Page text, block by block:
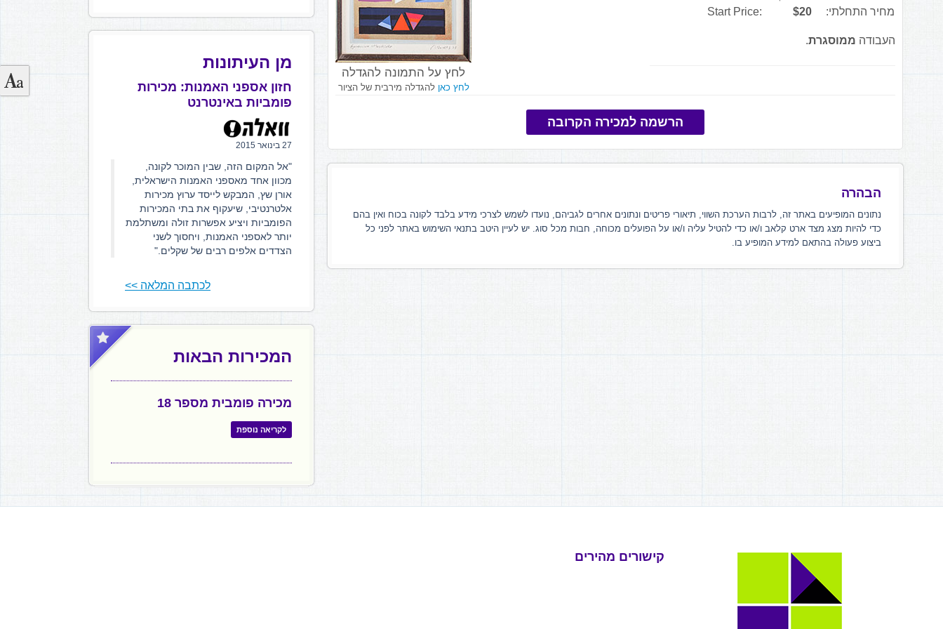
לחץ על התמונה להגדלה
לחץ כאן להגדלה מירבית של הציור
מחיר התחלתי:
$20
Start Price:
העבודה ממוסגרת.
הרשמה למכירה הקרובה
הבהרה
נתונים המופיעים באתר זה, לרבות הערכת השווי, תיאורי פריטים ונתונים אחרים לגביהם, נועדו לשמש לצרכי מידע בלבד לקונה בכוח ואין בהם
כדי להיות מצג מצד ארט קלאב ו/או כדי להטיל עליה ו/או על הפועלים מכוחה, חבות מכל סוג. יש לעיין היטב בתנאי השימוש באתר לפני כל
ביצוע פעולה בהתאם למידע המופיע בו.
מן העיתונות
חזון אספני האמנות: מכירות
פומביות באינטרנט
27 בינואר 2015
"אל המקום הזה, שבין המוכר לקונה,
מכוון אחד מאספני האמנות הישראלית,
אורן שץ, המבקש לייסד ערוץ מכירות
אלטרנטיבי, שיעקוף את בתי המכירות
הפומביות ויציע אפשרות זולה ומשתלמת
יותר לאספני האמנות, ויחסוך לשני
הצדדים אלפים רבים של שקלים."
לכתבה המלאה >>
המכירות הבאות
מכירה פומבית מספר 18
לקריאה נוספת
קישורים מהירים